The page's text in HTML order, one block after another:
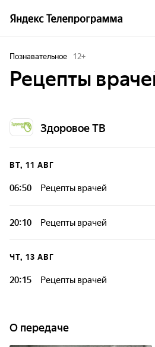
Познавательное 12+
Рецепты
Здоровое ТВ
ВТ, 11 АВГ
06:50 Рецепты врачей
20:10 Рецепты врачей
ЧТ, 13 АВГ
20:15 Рецепты врачей
О передаче